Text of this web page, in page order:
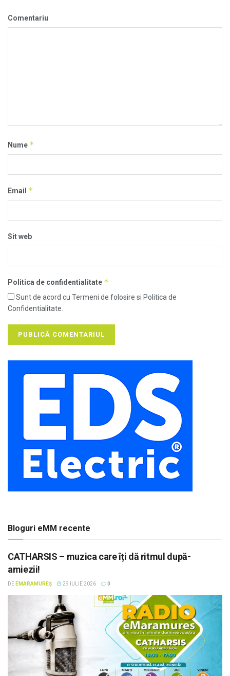
Comentariu
Nume *
Email *
Sit web
Politica de confidentialitate *
Sunt de acord cu Termeni de folosire si Politica de
Confidentialitate.
Bloguri eMM recente
CATHARSIS – muzica care îți dă ritmul după-
amiezii!
DE EMARAMUREȘ 29 IULIE 2026 0